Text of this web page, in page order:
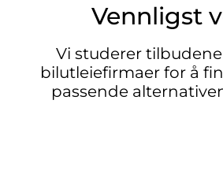
Vennligst
Vi studerer
bilutleiefirmaer for å
passende